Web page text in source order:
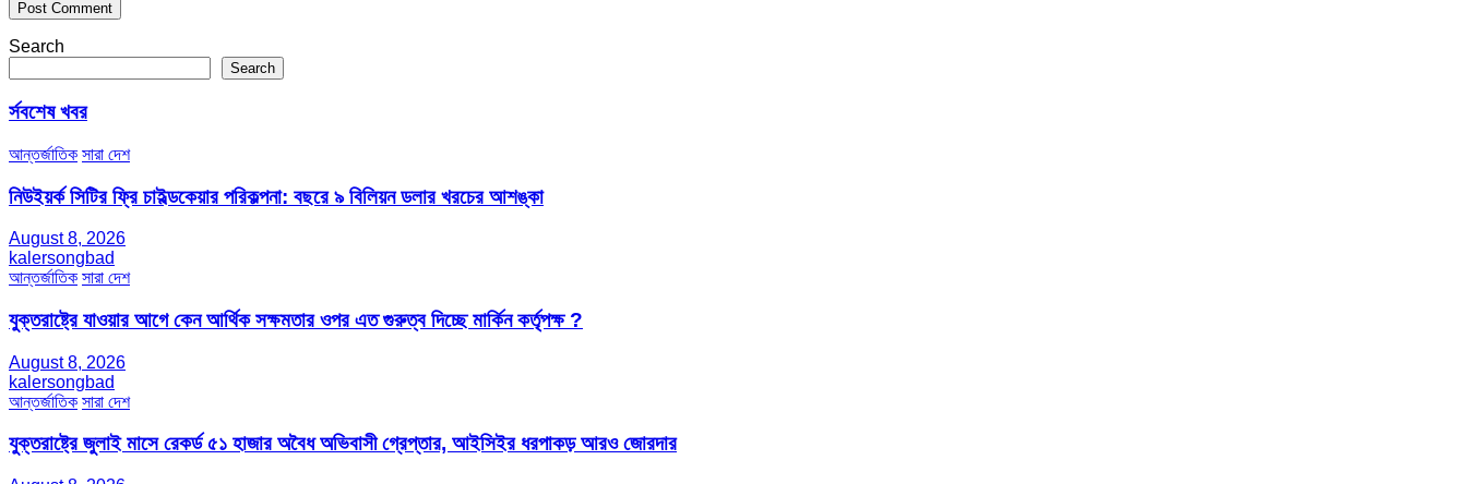
Search
Search
র্সবশেষ খবর
আন্তর্জাতিক সারা দেশ
নিউইয়র্ক সিটির ফ্রি চাইল্ডকেয়ার পরিকল্পনা: বছরে ৯ বিলিয়ন ডলার খরচের আশঙ্কা
August 8, 2026
kalersongbad
আন্তর্জাতিক সারা দেশ
যুক্তরাষ্ট্রে যাওয়ার আগে কেন আর্থিক সক্ষমতার ওপর এত গুরুত্ব দিচ্ছে মার্কিন কর্তৃপক্ষ ?
August 8, 2026
kalersongbad
আন্তর্জাতিক সারা দেশ
যুক্তরাষ্ট্রে জুলাই মাসে রেকর্ড ৫১ হাজার অবৈধ অভিবাসী গ্রেপ্তার, আইসিইর ধরপাকড় আরও জোরদার